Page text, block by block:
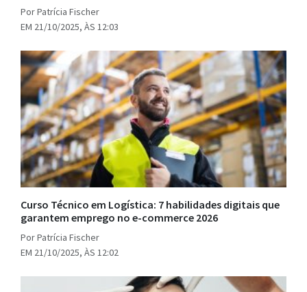
Por Patrícia Fischer
EM 21/10/2025, ÀS 12:03
Curso Técnico em Logística: 7 habilidades digitais que
garantem emprego no e-commerce 2026
Por Patrícia Fischer
EM 21/10/2025, ÀS 12:02